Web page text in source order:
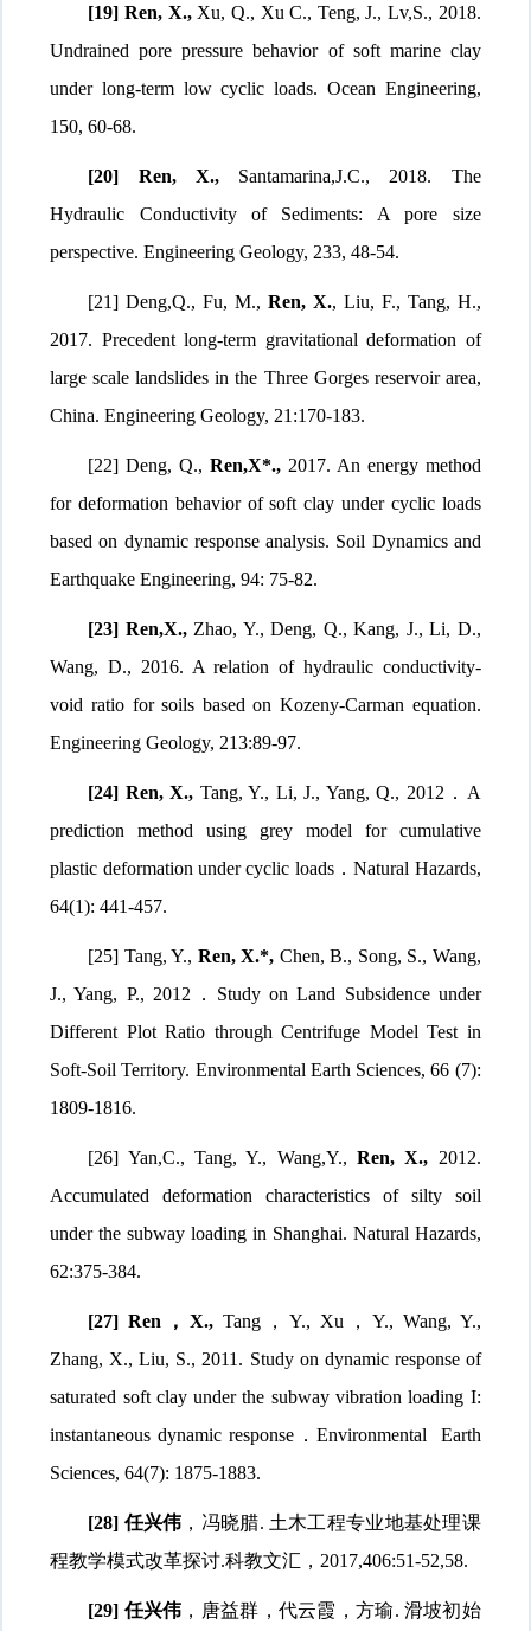
[19] Ren, X.,Xu, Q., Xu C., Teng, J., Lv,S., 2018.
Undrained pore pressure behavior of soft marine clay
under long-term low cyclic loads. Ocean Engineering,
150, 60-68.
[20] Ren, X.,Santamarina,J.C., 2018. The
Hydraulic Conductivity of Sediments: A pore size
perspective. Engineering Geology, 233, 48-54.
[21] Deng,Q., Fu, M., Ren, X., Liu, F., Tang, H.,
2017. Precedent long-term gravitational deformation of
large scale landslides in the Three Gorges reservoir area,
China. Engineering Geology, 21:170-183.
[22] Deng, Q., Ren,X*., 2017. An energy method
for deformation behavior of soft clay under cyclic loads
based on dynamic response analysis. Soil Dynamics and
Earthquake Engineering, 94: 75-82.
[23] Ren,X.,Zhao, Y., Deng, Q., Kang, J., Li, D.,
Wang, D., 2016. A relation of hydraulic conductivity-
void ratio for soils based on Kozeny-Carman equation.
Engineering Geology, 213:89-97.
[24] Ren, X., Tang, Y., Li, J., Yang, Q., 2012 ． A
prediction method using grey model for cumulative
plastic deformation under cyclic loads．Natural Hazards,
64(1): 441-457.
[25] Tang, Y., Ren, X.*, Chen, B., Song, S., Wang,
J., Yang, P., 2012 ． Study on Land Subsidence under
Different Plot Ratio through Centrifuge Model Test in
Soft-Soil Territory. Environmental Earth Sciences, 66 (7):
1809-1816.
[26] Yan,C., Tang, Y., Wang,Y.,Ren, X., 2012.
Accumulated deformation characteristics of silty soil
under the subway loading in Shanghai. Natural Hazards,
62:375-384.
[27] Ren ，X., Tang ，Y., Xu ， Y., Wang, Y.,
Zhang, X., Liu, S., 2011. Study on dynamic response of
saturated soft clay under the subway vibration loading I:
instantaneous dynamic response．Environmental Earth
Sciences, 64(7): 1875-1883.
[28] 任兴伟 ，冯晓腊. 土木工程专业地基处理课
程教学模式改革探讨.科教文汇， 2017,406:51-52,58.
[29] 任兴伟 ，唐益群，代云霞，方瑜. 滑坡初始